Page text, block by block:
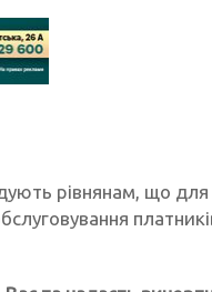
рівнянам, що